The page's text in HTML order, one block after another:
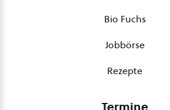
Bio Fuchs
Jobbörse
Rezepte